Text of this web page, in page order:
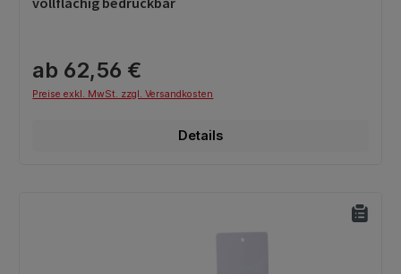
ab 62,56 €
Preise exkl. MwSt. zzgl. Versandkosten
Details